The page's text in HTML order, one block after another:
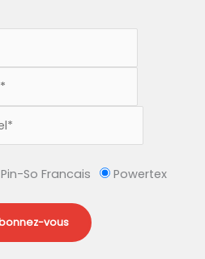
Pin-So Francais Powertex